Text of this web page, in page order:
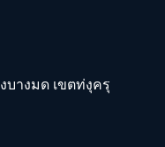
บางมด เขตท่งุครุ